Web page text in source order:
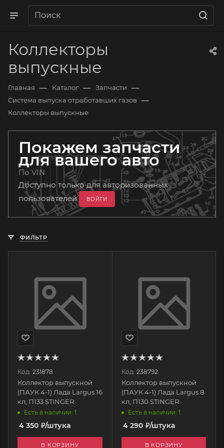
Коллекторы
выпускные
Главная — Каталог — Запчасти —
Система выпуска отработавших газов —
Коллекторы выпускные
Покажем запчасти
для вашего авто
По VIN
Доступно только для авторизованных
пользователей
ВОЙТИ
ФИЛЬТР
Код: 231878
Коллектор выпускной
(ПАУК 4-1) Лада Largus 16
кл, П133 STINGER
Есть в наличии: 1
4 350 ₽/штука
В КОРЗИНУ
Код: 238792
Коллектор выпускной
(ПАУК 4-1) Лада Largus 8
кл, П130 STINGER
Есть в наличии: 1
4 290 ₽/штука
В КОРЗИНУ